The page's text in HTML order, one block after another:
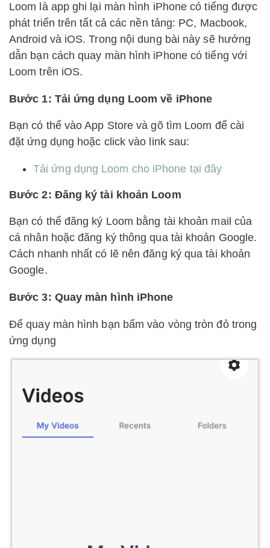
Loom là app ghi lại màn hình iPhone có tiếng được
phát triển trên tất cả các nền tảng: PC, Macbook,
Android và iOS. Trong nội dung bài này sẽ hướng
dẫn bạn cách quay màn hình iPhone có tiếng với
Loom trên iOS.
Bước 1: Tải ứng dụng Loom về iPhone
Bạn có thể vào App Store và gõ tìm Loom để cài
đặt ứng dụng hoặc click vào link sau:
Tải ứng dụng Loom cho iPhone tại đây
Bước 2: Đăng ký tài khoản Loom
Bạn có thể đăng ký Loom bằng tài khoản mail của
cá nhân hoặc đăng ký thông qua tài khoản Google.
Cách nhanh nhất có lẽ nên đăng ký qua tài khoản
Google.
Bước 3: Quay màn hình iPhone
Để quay màn hình bạn bấm vào vòng tròn đỏ trong
ứng dụng